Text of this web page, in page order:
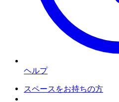
ヘルプ
スペースをお持ちの方